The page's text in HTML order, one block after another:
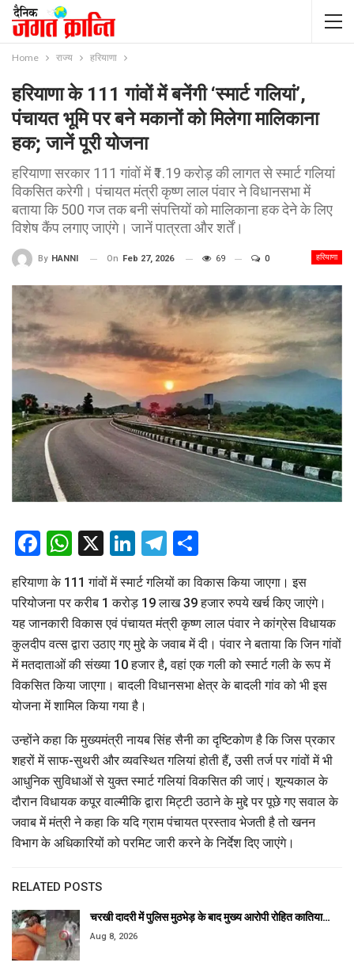
Home राज्य हरियाणा
हरियाणा के 111 गांवों में बनेंगी ‘स्मार्ट गलियां’,
पंचायत भूमि पर बने मकानों को मिलेगा मालिकाना
हक; जानें पूरी योजना
हरियाणा सरकार 111 गांवों में ₹1.19 करोड़ की लागत से स्मार्ट गलियां
विकसित करेगी। पंचायत मंत्री कृष्ण लाल पंवार ने विधानसभा में
बताया कि 500 गज तक बनी संपत्तियों को मालिकाना हक देने के लिए
विशेष कैंप लगाए जाएंगे। जानें पात्रता और शर्तें।
हरियाणा
By HANNI On Feb 27, 2026 69 0
Facebook
WhatsApp
X LinkedIn
Telegram
हरियाणा के 111 गांवों में स्मार्ट गलियों का विकास किया जाएगा। इस
परियोजना पर करीब 1 करोड़ 19 लाख 39 हजार रुपये खर्च किए जाएंगे।
यह जानकारी विकास एवं पंचायत मंत्री कृष्ण लाल पंवार ने कांग्रेस विधायक
कुलदीप वत्स द्वारा उठाए गए मुद्दे के जवाब में दी। पंवार ने बताया कि जिन गांवों
में मतदाताओं की संख्या 10 हजार है, वहां एक गली को स्मार्ट गली के रूप में
विकसित किया जाएगा। बादली विधानसभा क्षेत्र के बादली गांव को भी इस
योजना में शामिल किया गया है।
उन्होंने कहा कि मुख्यमंत्री नायब सिंह सैनी का दृष्टिकोण है कि जिस प्रकार
शहरों में साफ-सुथरी और व्यवस्थित गलियां होती हैं, उसी तर्ज पर गांवों में भी
आधुनिक सुविधाओं से युक्त स्मार्ट गलियां विकसित की जाएं। शून्यकाल के
दौरान विधायक कपूर वाल्मीकि द्वारा मिट्टी उठाने के मुद्दे पर पूछे गए सवाल के
जवाब में मंत्री ने कहा कि यदि ग्राम पंचायत प्रस्ताव भेजती है तो खनन
विभाग के अधिकारियों को परमिट जारी करने के निर्देश दिए जाएंगे।
RELATED POSTS
चरखी दादरी में पुलिस मुठभेड़ के बाद मुख्य आरोपी रोहित कातिया…
Aug 8, 2026